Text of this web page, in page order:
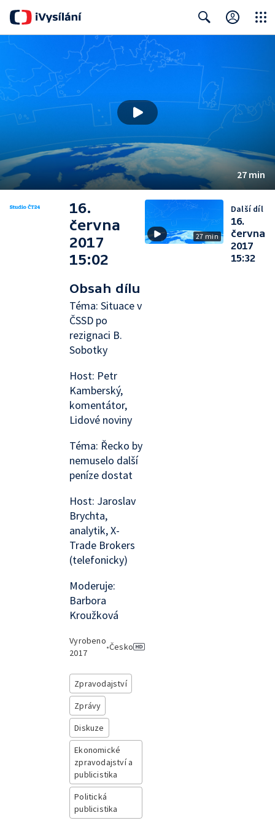
27 min
16.
června
2017
15:02
Obsah dílu
Téma: Situace v
ČSSD po
rezignaci B.
Sobotky
Host: Petr
Kamberský,
komentátor,
Lidové noviny
Téma: Řecko by
nemuselo další
peníze dostat
Host: Jaroslav
Brychta,
analytik, X-
Trade Brokers
(telefonicky)
Moderuje:
Barbora
Kroužková
Vyrobeno
2017
•Česko
Zpravodajství
Zprávy
Diskuze
Ekonomické
zpravodajství a
publicistika
Politická
publicistika
27 min
Další díl
16.
června
2017
15:32